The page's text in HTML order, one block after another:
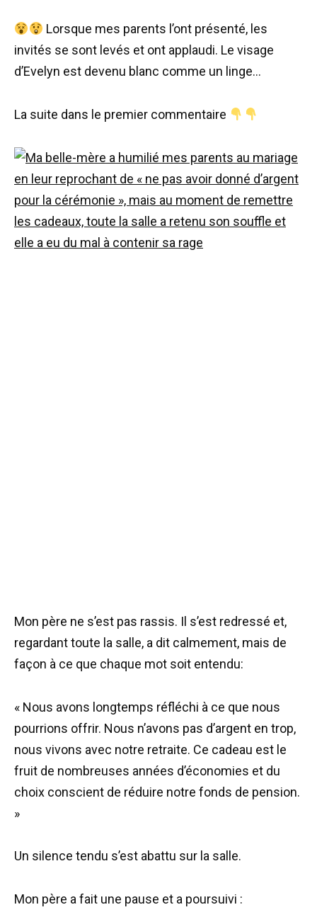
Lorsque mes parents l’ont présenté, les
invités se sont levés et ont applaudi. Le visage
d’Evelyn est devenu blanc comme un linge…
La suite dans le premier commentaire
Mon père ne s’est pas rassis. Il s’est redressé et,
regardant toute la salle, a dit calmement, mais de
façon à ce que chaque mot soit entendu:
« Nous avons longtemps réfléchi à ce que nous
pourrions offrir. Nous n’avons pas d’argent en trop,
nous vivons avec notre retraite. Ce cadeau est le
fruit de nombreuses années d’économies et du
choix conscient de réduire notre fonds de pension.
»
Un silence tendu s’est abattu sur la salle.
Mon père a fait une pause et a poursuivi :